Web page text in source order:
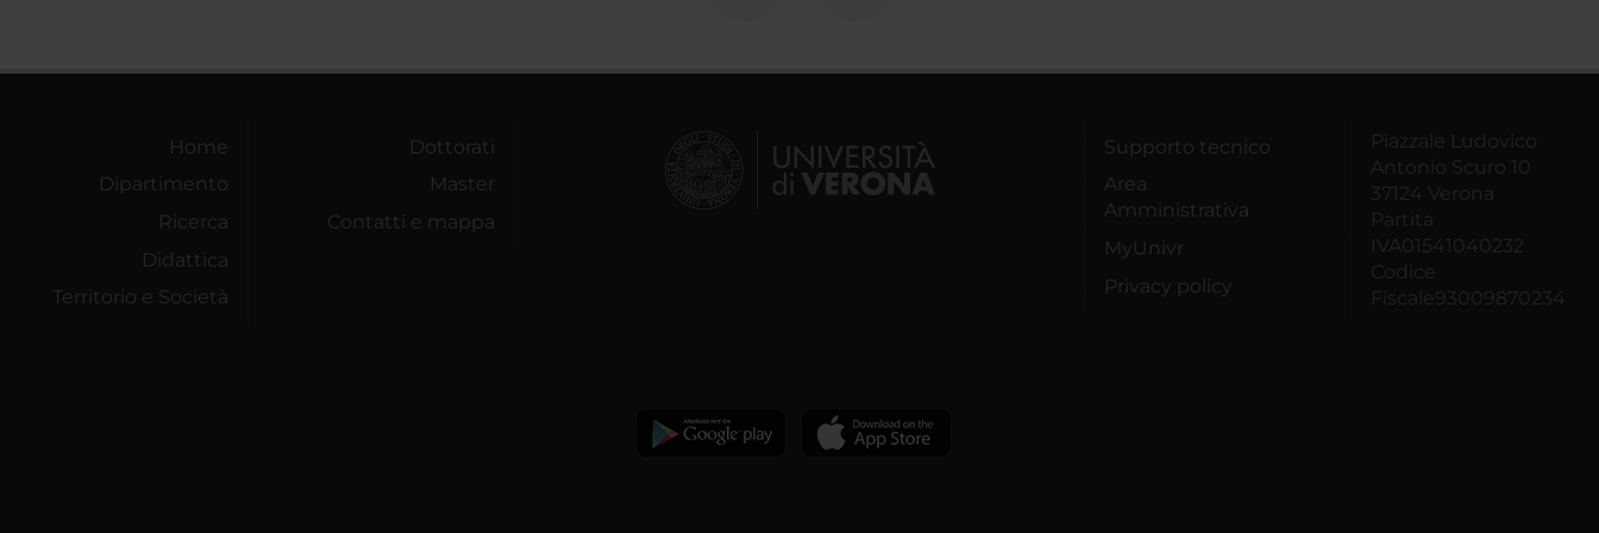
Home
Dipartimento
Ricerca
Didattica
Territorio e Società
Dottorati
Master
Contatti e mappa
Supporto tecnico
Area
Amministrativa
MyUnivr
Privacy policy
Piazzale Ludovico
Antonio Scuro 10
37124 Verona
Partita
IVA01541040232
Codice
Fiscale93009870234